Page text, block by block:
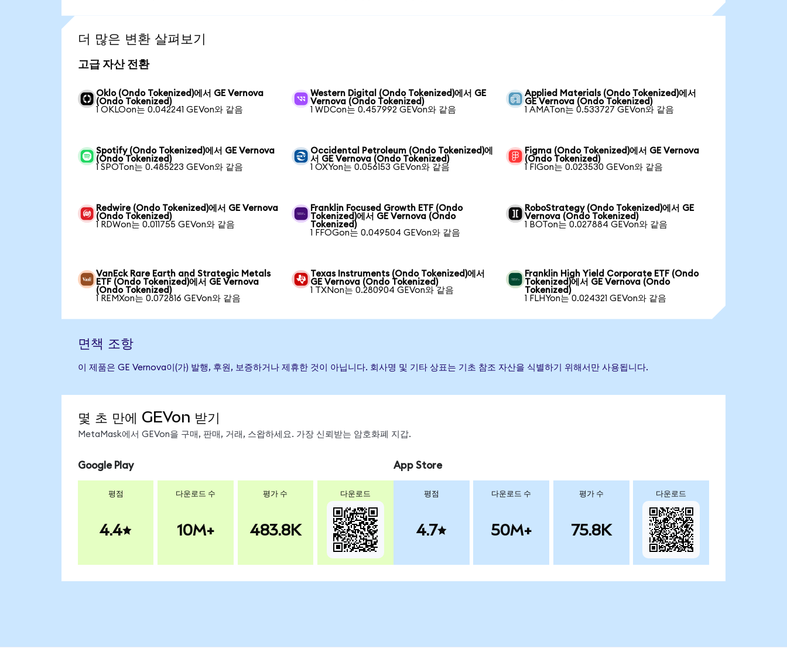
더 많은 변환 살펴보기
고급 자산 전환
Oklo (Ondo Tokenized)에서 GE Vernova
(Ondo Tokenized)
1 OKLOon는 0.042241 GEVon와 같음
Western Digital (Ondo Tokenized)에서 GE
Vernova (Ondo Tokenized)
1 WDCon는 0.457992 GEVon와 같음
Applied Materials (Ondo Tokenized)에서
GE Vernova (Ondo Tokenized)
1 AMATon는 0.533727 GEVon와 같음
Spotify (Ondo Tokenized)에서 GE Vernova
(Ondo Tokenized)
1 SPOTon는 0.485223 GEVon와 같음
Occidental Petroleum (Ondo Tokenized)에
서 GE Vernova (Ondo Tokenized)
1 OXYon는 0.056153 GEVon와 같음
Figma (Ondo Tokenized)에서 GE Vernova
(Ondo Tokenized)
1 FIGon는 0.023530 GEVon와 같음
Redwire (Ondo Tokenized)에서 GE Vernova
(Ondo Tokenized)
1 RDWon는 0.011755 GEVon와 같음
Franklin Focused Growth ETF (Ondo
Tokenized)에서 GE Vernova (Ondo
Tokenized)
1 FFOGon는 0.049504 GEVon와 같음
RoboStrategy (Ondo Tokenized)에서 GE
Vernova (Ondo Tokenized)
1 BOTon는 0.027884 GEVon와 같음
VanEck Rare Earth and Strategic Metals
ETF (Ondo Tokenized)에서 GE Vernova
(Ondo Tokenized)
1 REMXon는 0.072816 GEVon와 같음
Texas Instruments (Ondo Tokenized)에서
GE Vernova (Ondo Tokenized)
1 TXNon는 0.280904 GEVon와 같음
Franklin High Yield Corporate ETF (Ondo
Tokenized)에서 GE Vernova (Ondo
Tokenized)
1 FLHYon는 0.024321 GEVon와 같음
면책 조항
이 제품은 GE Vernova이(가) 발행, 후원, 보증하거나 제휴한 것이 아닙니다. 회사명 및 기타 상표는 기초 참조 자산을 식별하기 위해서만 사용됩니다.
몇 초 만에 GEVon 받기
MetaMask에서 GEVon을 구매, 판매, 거래, 스왑하세요. 가장 신뢰받는 암호화폐 지갑.
Google Play
평점
4.4
다운로드 수
10M+
평가 수
483.8K
다운로드
App Store
평점
4.7
다운로드 수
50M+
평가 수
75.8K
다운로드